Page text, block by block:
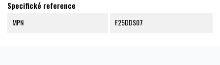
Specifické reference
MPN F25DDS07